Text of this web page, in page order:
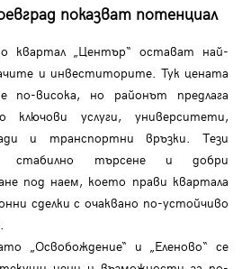
показват потенциал
квартал „Център“ остават най-
и инвеститорите. Тук цената
висока, но районът предлага
ключови услуги, университети,
и транспортни връзки. Тези
стабилно търсене и добри
под наем, което прави квартала
сделки с очаквано по-устойчиво
„Освобождение“ и „Еленово“ се